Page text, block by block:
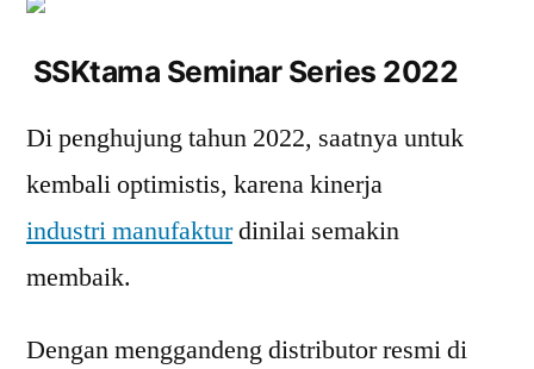
SSKtama Seminar Series 2022
Di penghujung tahun 2022, saatnya untuk
kembali optimistis, karena kinerja
industri manufakturdinilai semakin
membaik.
Dengan menggandeng distributor resmi di